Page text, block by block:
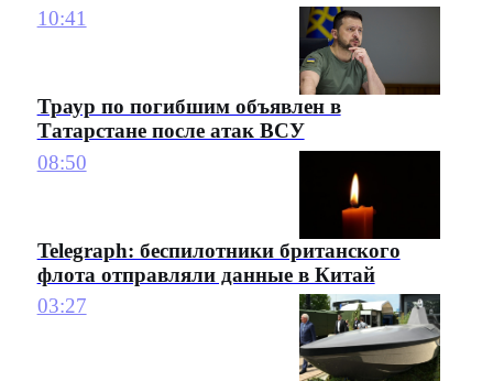
10:41
Траур по погибшим объявлен в
Татарстане после атак ВСУ
08:50
Telegraph: беспилотники британского
флота отправляли данные в Китай
03:27